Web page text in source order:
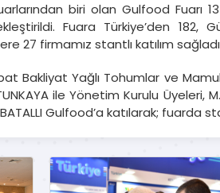
biri olan Gulfood Fuarı
Fuara Türkiye’den 182,
27 firmamız stantlı katılım
Bakliyat Yağlı Tohumlar ve
ile Yönetim Kurulu Üyeleri,
Gulfood’a katılarak;